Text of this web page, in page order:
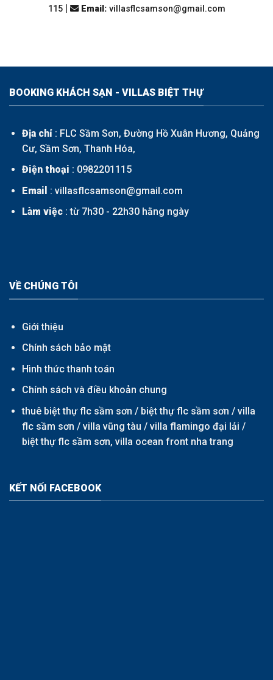
115 | Email :villasflcsamson@gmail.com
BOOKING KHÁCH SẠN - VILLAS BIỆT THỰ
Địa chỉ: FLC Sầm Sơn, Đường Hồ Xuân Hương, Quảng
Cư, Sầm Sơn, Thanh Hóa,
Điện thoại : 0982201115
Email : villasflcsamson@gmail.com
Làm việc: từ 7h30 - 22h30 hằng ngày
VỀ CHÚNG TÔI
Giới thiệu
Chính sách bảo mật
Hình thức thanh toán
Chính sách và điều khoản chung
thuê biệt thự flc sầm sơn / biệt thự flc sầm sơn / villa
flc sầm sơn / villa vũng tàu / villa flamingo đại lải /
biệt thự flc sầm sơn, villa ocean front nha trang
KẾT NỐI FACEBOOK